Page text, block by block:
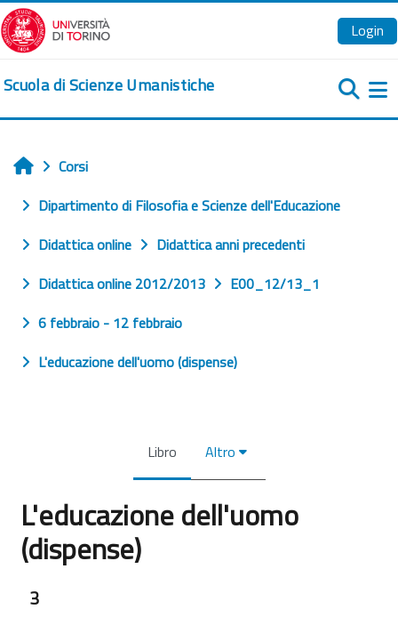
Vai al contenuto principale
Login
Scuola di Scienze Umanistiche
Home
Corsi
Dipartimento di Filosofia e Scienze dell'Educazione
Didattica online
Didattica anni precedenti
Didattica online 2012/2013
E00_12/13_1
6 febbraio - 12 febbraio
L'educazione dell'uomo (dispense)
Libro Altro
L'educazione dell'uomo
(dispense)
3